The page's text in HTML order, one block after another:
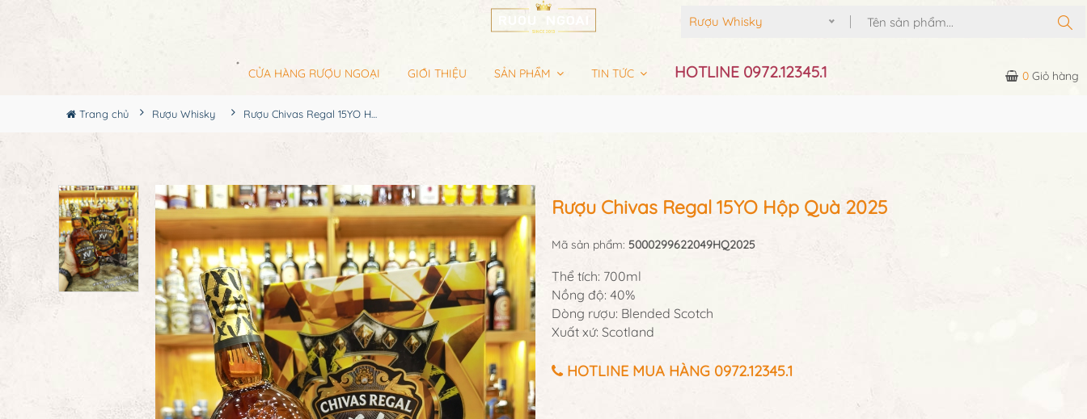
Rượu Whisky
CỬA HÀNG RƯỢU NGOẠI GIỚI THIỆU SẢN PHẨM TIN TỨC HOTLINE 0972.12345.1 0 Giỏ hàng
Trang chủ Rượu Whisky Rượu Chivas Regal 15YO Hộp Quà 2025
Rượu Chivas Regal 15YO Hộp Quà 2025
Mã sản phẩm: 5000299622049HQ2025
Thể tích: 700ml
Nồng độ: 40%
Dòng rượu: Blended Scotch
Xuất xứ: Scotland
HOTLINE MUA HÀNG 0972.12345.1